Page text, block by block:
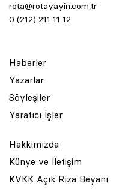
rota@rotayayin.com.tr
0 (212) 211 11 12
Haberler
Yazarlar
Söyleşiler
Yaratıcı İşler
Hakkımızda
Künye ve İletişim
KVKK Açık Rıza Beyanı